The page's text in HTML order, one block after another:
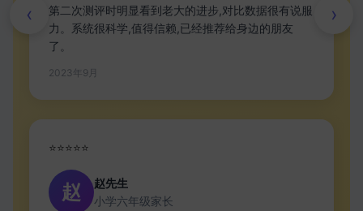
第二次测评时明显看到老大的进步,对比数据很有说服
力。系统很科学,值得信赖,已经推荐给身边的朋友
了。
2023年9月
⭐⭐⭐⭐⭐
赵
赵先生
小学六年级家长
‹ ›